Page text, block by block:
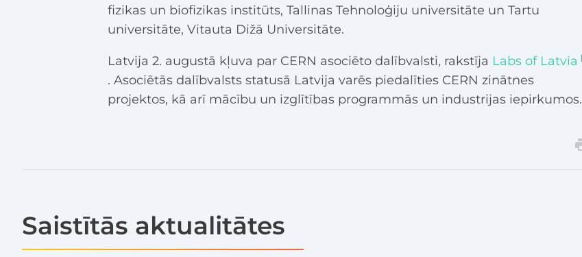
fizikas un biofizikas institūts, Tallinas Tehnoloģiju universitāte un Tartu
universitāte, Vitauta Dižā Universitāte.
Latvija 2. augustā kļuva par CERN asociēto dalībvalsti, rakstīja Labs of Latvia
. Asociētās dalībvalsts statusā Latvija varēs piedalīties CERN zinātnes
projektos, kā arī mācību un izglītības programmās un industrijas iepirkumos.
Saistītās aktualitātes